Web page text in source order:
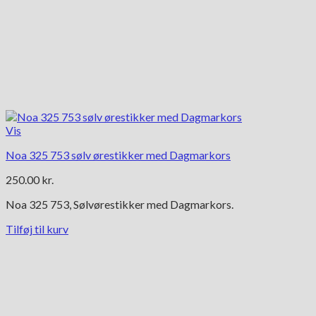
Vis
Noa 325 753 sølv ørestikker med Dagmarkors
250.00 kr.
Noa 325 753, Sølvørestikker med Dagmarkors.
Tilføj til kurv